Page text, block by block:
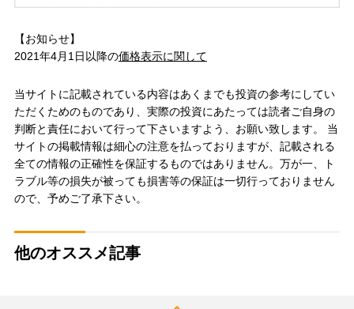
【お知らせ】
2021年4月1日以降の価格表示に関して
当サイトに記載されている内容はあくまでも投資の参考にしてい
ただくためのものであり、実際の投資にあたっては読者ご自身の
判断と責任において行って下さいますよう、お願い致します。 当
サイトの掲載情報は細心の注意を払っておりますが、記載される
全ての情報の正確性を保証するものではありません。万が一、ト
ラブル等の損失が被っても損害等の保証は一切行っておりません
ので、予めご了承下さい。
他のオススメ記事